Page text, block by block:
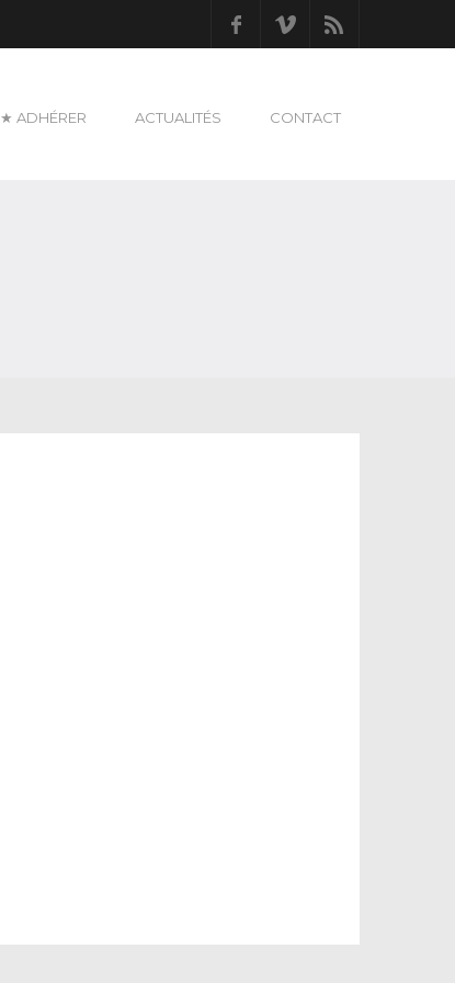
FacebookVimeo
★ ADHÉRER ACTUALITÉS CONTACT